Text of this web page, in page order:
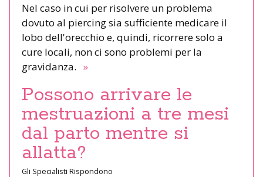
Nel caso in cui per risolvere un problema
dovuto al piercing sia sufficiente medicare il
lobo dell'orecchio e, quindi, ricorrere solo a
cure locali, non ci sono problemi per la
gravidanza. »
Possono arrivare le
mestruazioni a tre mesi
dal parto mentre si
allatta?
Gli Specialisti Rispondono